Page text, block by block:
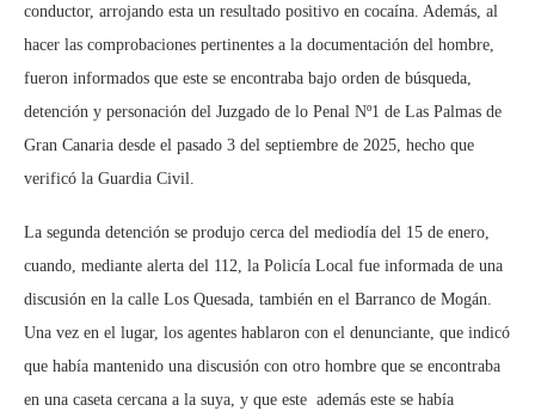
conductor, arrojando esta un resultado positivo en cocaína. Además, al
hacer las comprobaciones pertinentes a la documentación del hombre,
fueron informados que este se encontraba bajo orden de búsqueda,
detención y personación del Juzgado de lo Penal Nº1 de Las Palmas de
Gran Canaria desde el pasado 3 del septiembre de 2025, hecho que
verificó la Guardia Civil.
La segunda detención se produjo cerca del mediodía del 15 de enero,
cuando, mediante alerta del 112, la Policía Local fue informada de una
discusión en la calle Los Quesada, también en el Barranco de Mogán.
Una vez en el lugar, los agentes hablaron con el denunciante, que indicó
que había mantenido una discusión con otro hombre que se encontraba
en una caseta cercana a la suya, y que este además este se había